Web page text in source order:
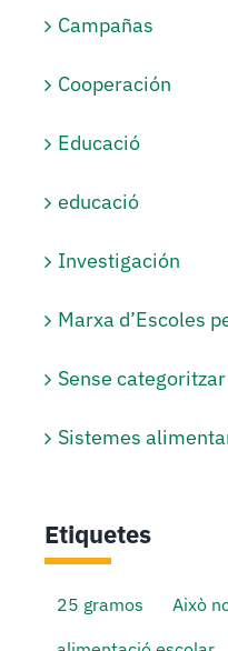
Campañas
Cooperación
Educació
educació
Investigación
Marxa d’Escoles
Sense categoritzar
Sistemes
Etiquetes
25 gramos
Això